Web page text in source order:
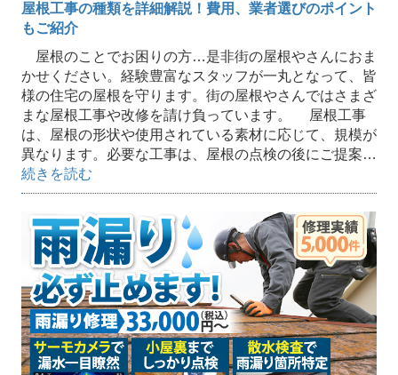
屋根工事の種類を詳細解説！費用、業者選びのポイント
もご紹介
屋根のことでお困りの方…是非街の屋根やさんにおま
かせください。経験豊富なスタッフが一丸となって、皆
様の住宅の屋根を守ります。街の屋根やさんではさまざ
まな屋根工事や改修を請け負っています。 屋根工事
は、屋根の形状や使用されている素材に応じて、規模が
異なります。必要な工事は、屋根の点検の後にご提案…
続きを読む